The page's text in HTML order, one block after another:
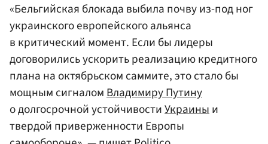
«Бельгийская блокада выбила почву из-под ног
украинского европейского альянса
в критический момент. Если бы лидеры
договорились ускорить реализацию кредитного
плана на октябрьском саммите, это стало бы
мощным сигналомВладимиру Путину
о долгосрочной устойчивостиУкраиныи
твердой приверженности Европы